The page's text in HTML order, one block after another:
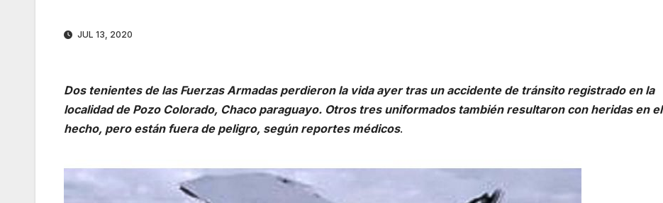
JUL 13, 2020
Dos tenientes de las Fuerzas Armadas perdieron la vida ayer tras un accidente de tránsito registrado en la
localidad de Pozo Colorado, Chaco paraguayo. Otros tres uniformados también resultaron con heridas en el
hecho, pero están fuera de peligro, según reportes médicos.